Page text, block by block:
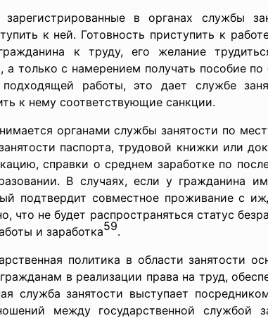
в органах службы
к ней. Готовность приступить к
к труду, его желание
только с намерением получать пособие
работы, это дает службе
к нему соответствующие санкции.
органами службы занятости по
паспорта, трудовой книжки или
справки о среднем заработке по
В случаях, если у гражданина
подтвердит совместное проживание с
что не будет распространяться статус
и заработка59.
политика в области занятости
в реализации права на труд,
служба занятости выступает
между государственной службой